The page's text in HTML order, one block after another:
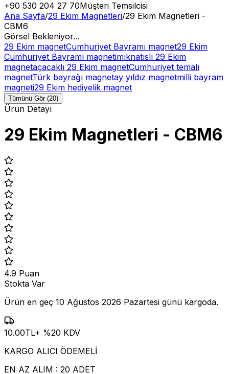
+90 530 204 27 70Müşteri Temsilcisi
Ana Sayfa/29 Ekim Magnetleri/29 Ekim Magnetleri -
CBM6
Görsel Bekleniyor...
29 Ekim magnetCumhuriyet Bayramı magnet29 Ekim
Cumhuriyet Bayramı magnetimıknatıslı 29 Ekim
magnetaçacaklı 29 Ekim magnetCumhuriyet temalı
magnetTürk bayrağı magnetay yıldız magnetmilli bayram
magneti29 Ekim hediyelik magnet
Tümünü Gör (20)
Ürün Detayı
29 Ekim Magnetleri - CBM6
4.9 Puan
Stokta Var
Ürün en geç 10 Ağustos 2026 Pazartesi günü kargoda.
10.00TL+ %20 KDV
KARGO ALICI ÖDEMELİ
EN AZ ALIM : 20 ADET